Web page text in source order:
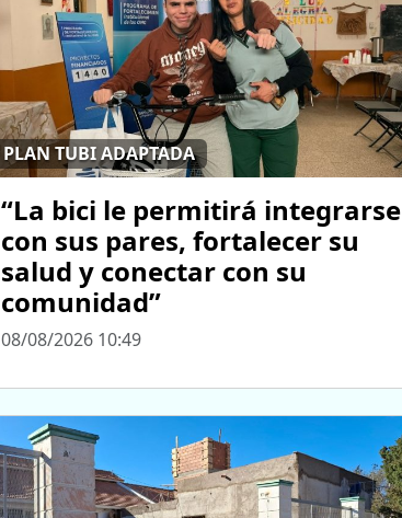
PLAN TUBI ADAPTADA
“La bici le permitirá integrarse
con sus pares, fortalecer su
salud y conectar con su
comunidad”
08/08/2026 10:49